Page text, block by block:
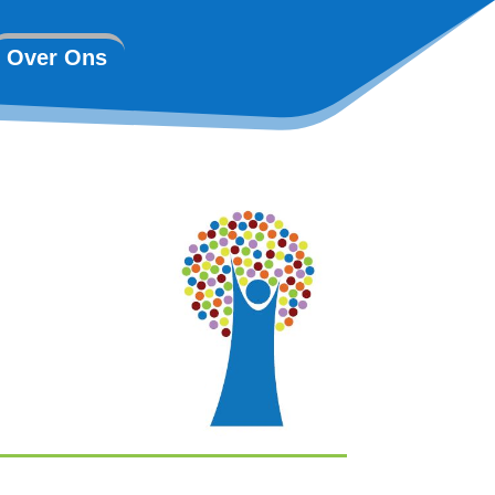
Over Ons